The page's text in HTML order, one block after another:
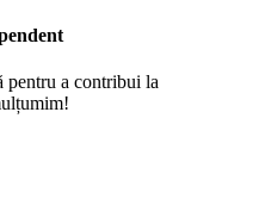
pentru a contribui la